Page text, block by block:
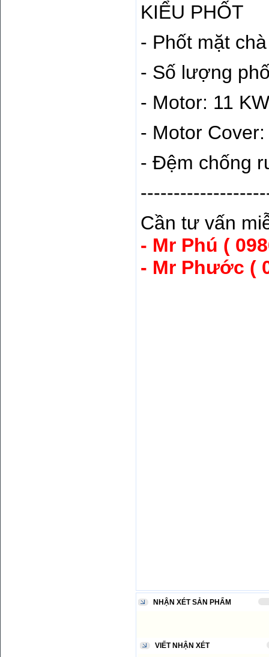
KIỂU PHỐT
- Phốt mặt
- Số lượng
- Motor: 11
- Motor
- Đệm chống
Cần tư vấn
- Mr Phú (
- Mr Phước (
NHẬN XÉT SẢN PHẨM
VIẾT NHẬN XÉT